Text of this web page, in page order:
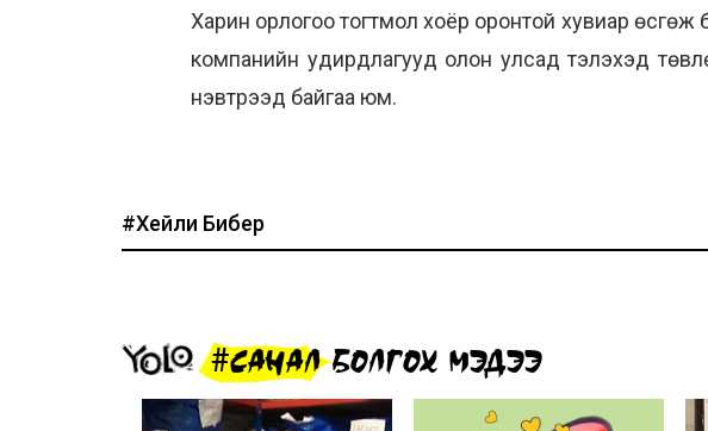
Харин орлогоо тогтмол хоёр оронтой хувиар өсгөж
компанийн удирдлагууд олон улсад тэлэхэд
нэвтрээд байгаа юм.
#Хейли Бибер
#САНАЛ БОЛГОХ МЭДЭЭ